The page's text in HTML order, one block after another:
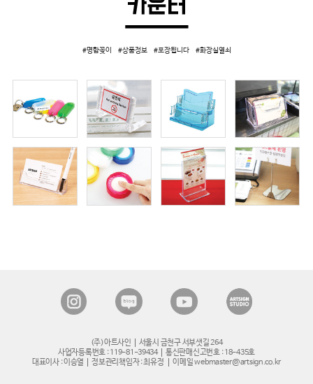
#명함꽂이 #상품정보 #포장됩니다 #화장실열쇠
(주)아트사인
서울시 금천구 서부샛길 264
사업자등록번호 : 119-81-39434
통신판매신고번호 : 18-435호
대표이사 : 이승열
정보관리책임자 : 최유정 이메일 webmaster@artsign.co.kr